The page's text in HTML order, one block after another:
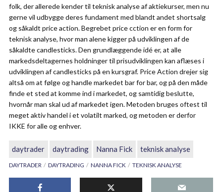
folk, der allerede kender til teknisk analyse af aktiekurser, men nu
gerne vil udbygge deres fundament med blandt andet shortsalg
og såkaldt price action. Begrebet price cction er en form for
teknisk analyse, hvor man alene kigger på udviklingen af de
såkaldte candlesticks. Den grundlæggende idé er, at alle
markedsdeltagernes holdninger til prisudviklingen kan aflæses i
udviklingen af candlesticks på en kursgraf. Price Action drejer sig
altså om at følge og handle markedet bar for bar, og på den måde
finde et sted at komme ind i markedet, og samtidig beslutte,
hvornår man skal ud af markedet igen. Metoden bruges oftest til
meget aktiv handel i et volatilt marked, og metoden er derfor
IKKE for alle og enhver.
daytrader daytrading Nanna Fick teknisk analyse
DAYTRADER DAYTRADING NANNA FICK TEKNISK ANALYSE